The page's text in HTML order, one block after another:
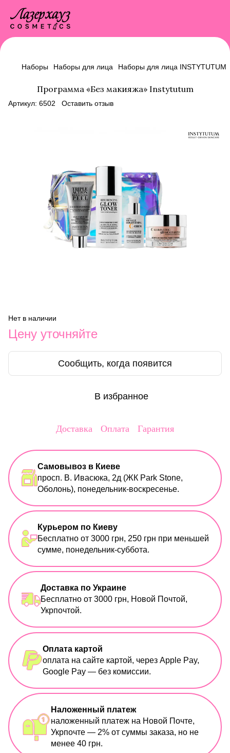
Наборы Наборы для лица Наборы для лица INSTYTUTUM
Программа «Без макияжа» Instytutum
Артикул: 6502 Оставить отзыв
Нет в наличии
Цену уточняйте
Сообщить, когда появится
В избранное
Доставка Оплата Гарантия
Самовывоз в Киеве
просп. В. Ивасюка, 2д (ЖК Park Stone,
Оболонь), понедельник-воскресенье.
Курьером по Киеву
Бесплатно от 3000 грн, 250 грн при меньшей
сумме, понедельник-суббота.
Доставка по Украине
Бесплатно от 3000 грн, Новой Почтой,
Укрпочтой.
Оплата картой
оплата на сайте картой, через Apple Pay,
Google Pay — без комиссии.
Наложенный платеж
наложенный платеж на Новой Почте,
Укрпочте — 2% от суммы заказа, но не
менее 40 грн.